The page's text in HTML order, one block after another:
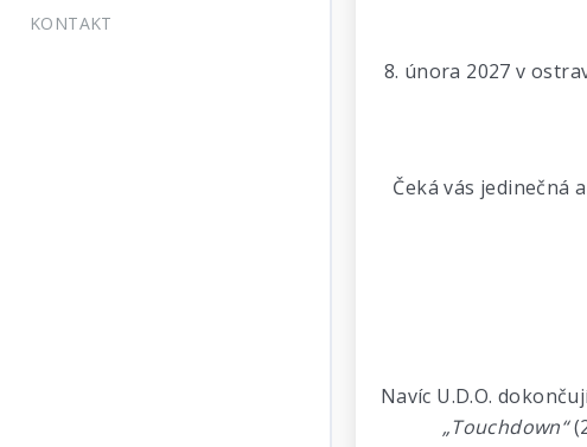
KONTAKT
8. února 2027 v
Čeká vás jedinečná
Navíc U.D.O.
„Touchdown“